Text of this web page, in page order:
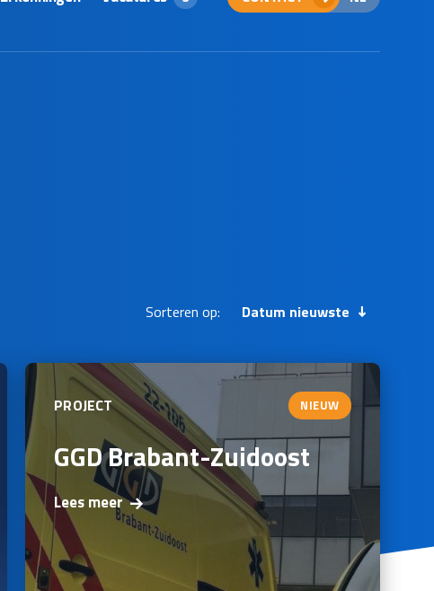
Sorteren op: Datum nieuwste
PROJECT NIEUW
GGD Brabant-Zuidoost
Lees meer